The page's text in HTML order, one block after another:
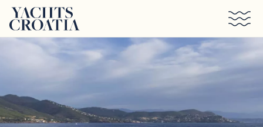
Saltar al contenido principal